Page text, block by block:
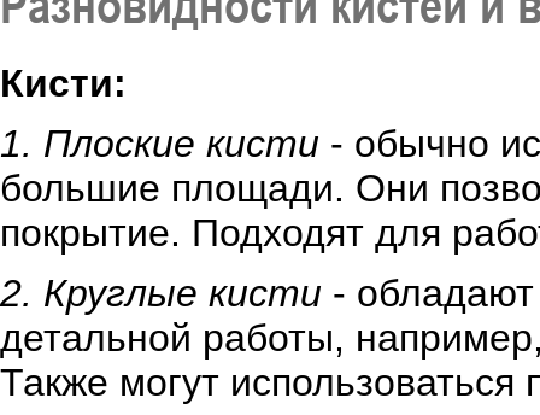
Кисти:
1. Плоские кисти - обычно
большие площади. Они
покрытие. Подходят для
2. Круглые кисти -
детальной работы,
Также могут